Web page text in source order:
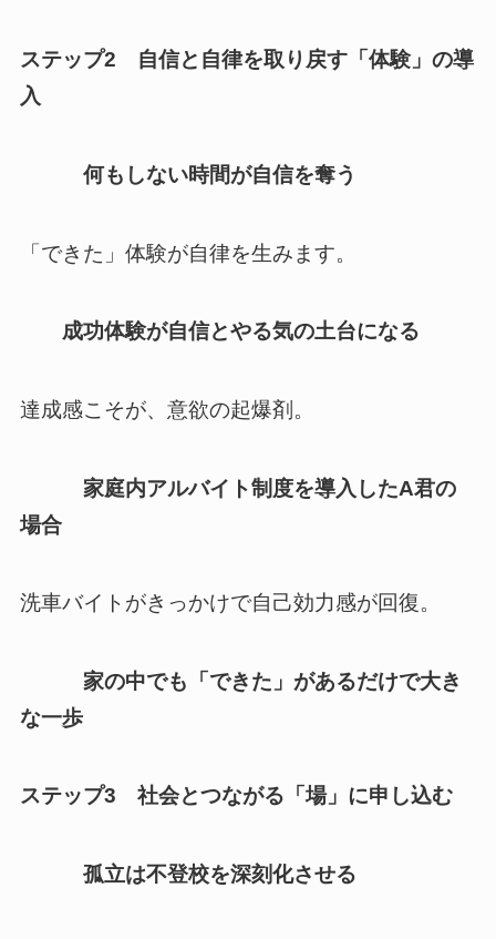
ステップ2 自信と自律を取り戻す「体験」の導
入
何もしない時間が自信を奪う
「できた」体験が自律を生みます。
成功体験が自信とやる気の土台になる
達成感こそが、意欲の起爆剤。
家庭内アルバイト制度を導入したA君の
場合
洗車バイトがきっかけで自己効力感が回復。
家の中でも「できた」があるだけで大き
な一歩
ステップ3 社会とつながる「場」に申し込む
孤立は不登校を深刻化させる